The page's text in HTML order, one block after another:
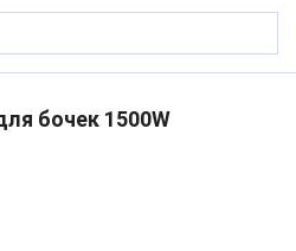
бочек 1500W